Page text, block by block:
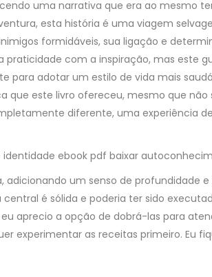
uma narrativa que era ao mesmo
esta história é uma viagem
formidáveis, sua ligação e
com a inspiração, mas este
para adotar um estilo de vida mais
que este livro ofereceu, mesmo que
diferente, uma experiência
ebook pdf baixar
um senso de profundidade
é sólida e poderia ter sido
aprecio a opção de dobrá-las para
experimentar as receitas primeiro. Eu